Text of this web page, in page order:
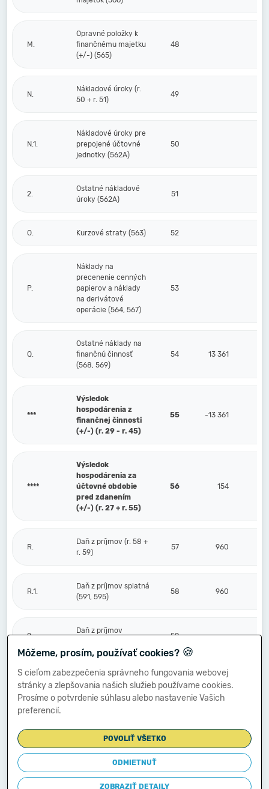
M.
Opravné položky k
finančnému majetku
(+/-) (565)
48
N.
Nákladové úroky (r.
50 + r. 51)
49
N.1.
Nákladové úroky pre
prepojené účtovné
jednotky (562A)
50
2.
Ostatné nákladové
úroky (562A)
51
O. Kurzové straty (563) 52
P.
Náklady na
precenenie cenných
papierov a náklady
na derivátové
operácie (564, 567)
53
Q.
Ostatné náklady na
finančnú činnosť
(568, 569)
54 13 361
***
Výsledok
hospodárenia z
finančnej činnosti
(+/-) (r. 29 - r. 45)
55 -13 361
****
Výsledok
hospodárenia za
účtovné obdobie
pred zdanením
(+/-) (r. 27 + r. 55)
56 154
R.
Daň z príjmov (r. 58 +
r. 59)
57 960
R.1.
Daň z príjmov splatná
(591, 595)
58 960
2.
Daň z príjmov
59
S.
Prevod podielov na
výsledku
hospodárenia
60
****
Výsledok
hospodárenia za
účtovné obdobie po
zdanení (+/-) (r. 56
61 -806
Môžeme, prosím, používať cookies? 🍪
S cieľom zabezpečenia správneho fungovania webovej
stránky a zlepšovania našich služieb používame cookies.
Prosíme o potvrdenie súhlasu alebo nastavenie Vašich
preferencií.
POVOLIŤ VŠETKO
ODMIETNUŤ
ZOBRAZIŤ DETAILY